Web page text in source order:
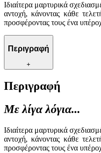
Ιδιαίτερα μαρτυρικά
αντοχή, κάνοντας κάθε
προσφέροντας τους ένα
Περιγραφή
+
Περιγραφή
Με λίγα λόγια...
Ιδιαίτερα μαρτυρικά
αντοχή, κάνοντας κάθε
προσφέροντας τους ένα